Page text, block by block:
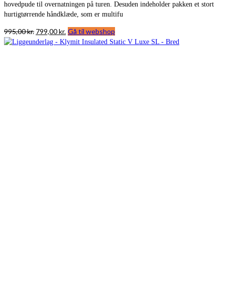
hovedpude til overnatningen på turen. Desuden indeholder pakken et stort
hurtigtørrende håndklæde, som er multifu
995,00kr. Den
oprindelige
799,00kr. Den
aktuelle
Gå til webshop